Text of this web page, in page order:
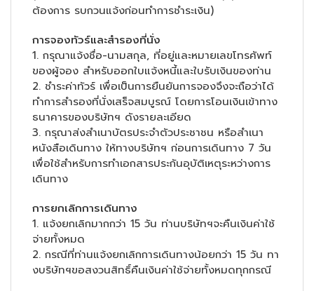
ต้องการ รบกวนแจ้งก่อนทำการชำระเงิน)
การจองทัวร์และสำรองที่นั่ง
1. กรุณาแจ้งชื่อ-นามสกุล, ที่อยู่และหมายเลขโทรศัพท์
ของผู้จอง สำหรับออกใบแจ้งหนี้และใบรับเงินของท่าน
2. ชำระค่าทัวร์ เพื่อเป็นการยืนยันการจองจึงจะถือว่าได้
ทำการสำรองที่นั่งเสร็จสมบูรณ์ โดยการโอนเงินเข้าทาง
ธนาคารของบริษัทฯ ดังรายละเอียด
3. กรุณาส่งสำเนาบัตรประจำตัวประชาชน หรือสำเนา
หนังสือเดินทาง ให้ทางบริษัทฯ ก่อนการเดินทาง 7 วัน
เพื่อใช้สำหรับการทำเอกสารประกันอุบัติเหตุระหว่างการ
เดินทาง
การยกเลิกการเดินทาง
1. แจ้งยกเลิกมากกว่า 15 วัน ท่านบริษัทฯจะคืนเงินค่าใช้
จ่ายทั้งหมด
2. กรณีที่ท่านแจ้งยกเลิกการเดินทางน้อยกว่า 15 วัน ทา
งบริษัทฯขอสงวนสิทธิ์คืนเงินค่าใช้จ่ายทั้งหมดทุกกรณี